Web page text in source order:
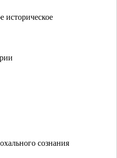
историческое
сознания